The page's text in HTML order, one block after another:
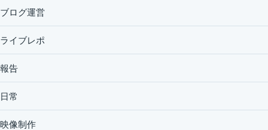
ブログ運営
ライブレポ
報告
日常
映像制作